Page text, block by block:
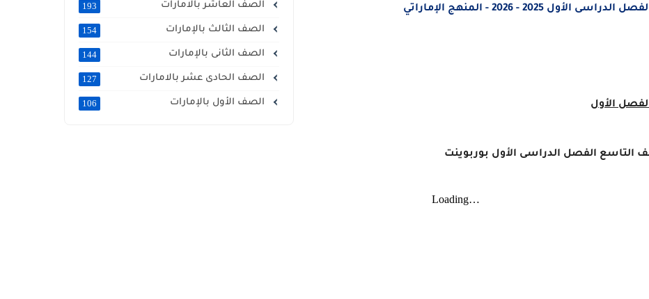
- 2026 - المنهج الإماراتي
الأول
التاسع الفصل الدراسى الأول بوربوينت
الصف العاشر بالامارات 193
الصف الثالث بالإمارات 154
الصف الثانى بالإمارات 144
الصف الحادى عشر بالامارات 127
الصف الأول بالإمارات 106